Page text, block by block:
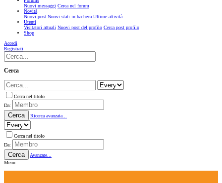
Nuovi messaggi Cerca nel forum
Novità
Nuovi post Nuovi stati in bacheca Ultime attività
Utenti
Visitatori attuali Nuovi post del profilo Cerca post profilo
Shop
Accedi
Registrati
Cerca
Cerca nel titolo
Da:
Cerca Ricerca avanzata...
Cerca nel titolo
Da:
Cerca
Avanzate...
Menu